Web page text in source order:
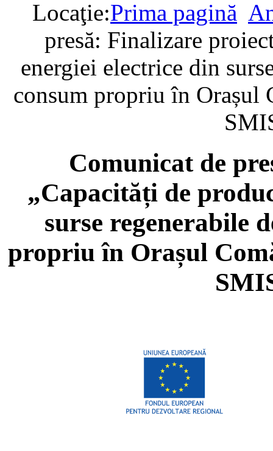
Locaţie:Prima pagină
presă: Finalizare
energiei electrice din
consum propriu în Orașul
Comunicat de
„Capacități de
surse regenerabile
propriu în Orașul